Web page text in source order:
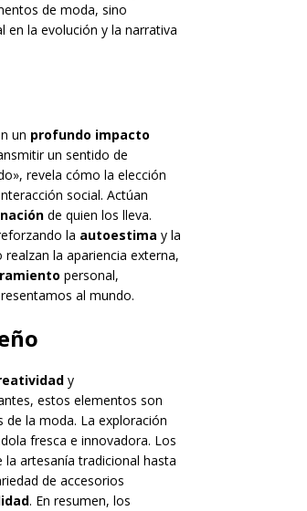
de moda, sino
en la evolución y la narrativa
un profundo impacto
un sentido de
revela cómo la elección
social. Actúan
de quien los lleva.
la autoestima y la
realzan la apariencia externa,
personal,
al mundo.
y
estos elementos son
la moda. La exploración
fresca e innovadora. Los
la artesanía tradicional hasta
de accesorios
. En resumen, los